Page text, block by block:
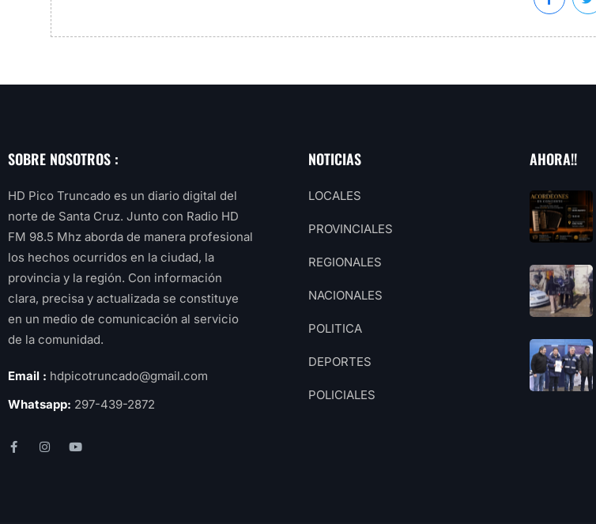
SOBRE NOSOTROS :
HD Pico Truncado es un diario digital del
norte de Santa Cruz. Junto con Radio HD
FM 98.5 Mhz aborda de manera profesional
los hechos ocurridos en la ciudad, la
provincia y la región. Con información
clara, precisa y actualizada se constituye
en un medio de comunicación al servicio
de la comunidad.
Email : hdpicotruncado@gmail.com
Whatsapp: 297-439-2872
NOTICIAS
LOCALES
PROVINCIALES
REGIONALES
NACIONALES
POLITICA
DEPORTES
POLICIALES
AHORA!!